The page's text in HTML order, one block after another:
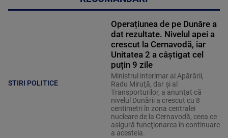
STIRI POLITICE
Operațiunea de pe Dunăre a
dat rezultate. Nivelul apei a
crescut la Cernavodă, iar
Unitatea 2 a câștigat cel
puțin 9 zile
Ministrul interimar al Apărării,
Radu Miruţă, dar şi al
Transporturilor, a anunţat că
nivelul Dunării a crescut cu 8
centimetri în zona centralei
nucleare de la Cernavodă, ceea ce
asigură funcţionarea în continuare
a acesteia.